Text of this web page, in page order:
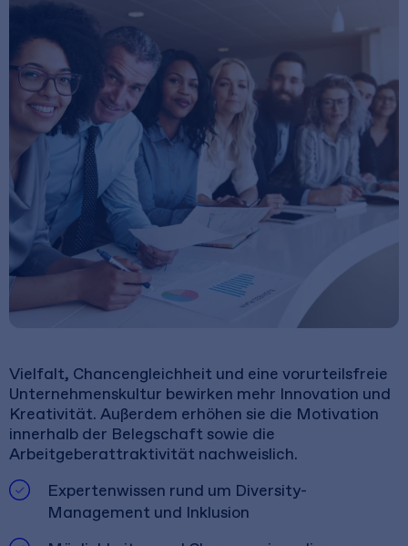
Vielfalt, Chancengleichheit und eine vorurteilsfreie
Unternehmenskultur bewirken mehr Innovation und
Kreativität. Außerdem erhöhen sie die Motivation
innerhalb der Belegschaft sowie die
Arbeitgeberattraktivität nachweislich.
Expertenwissen rund um Diversity-
Management und Inklusion